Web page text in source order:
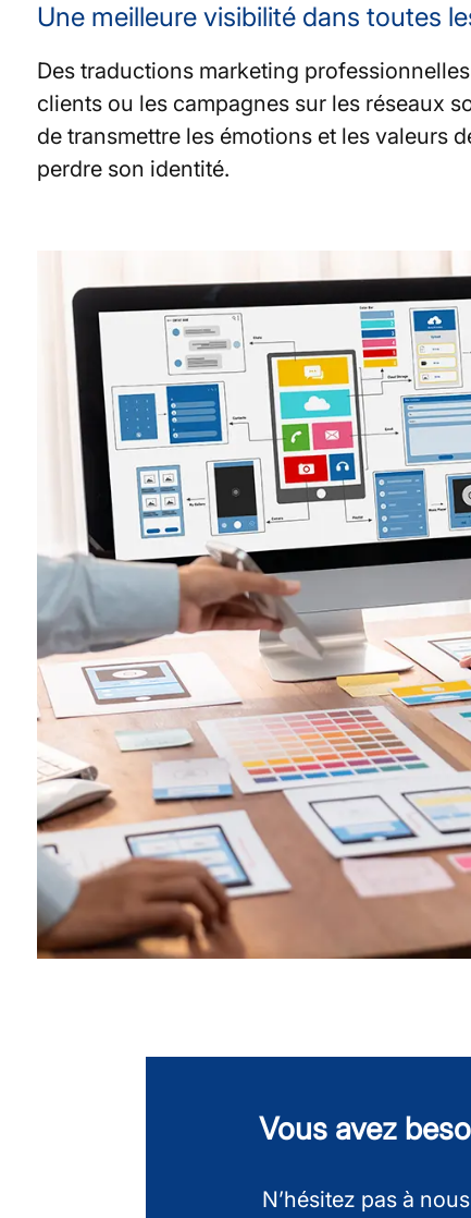
Une meilleure visibilité dans toutes
Des traductions marketing
clients ou les campagnes sur les réseaux
de transmettre les émotions et les valeurs
perdre son identité.
Vous avez
N’hésitez pas à